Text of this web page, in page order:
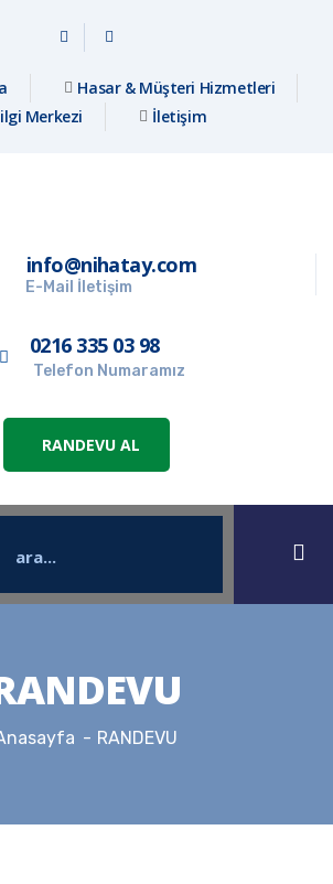
Hasar & Müşteri Hizmetleri
Merkezi
İletişim
info@nihatay.com
E-Mail İletişim
0216 335 03 98
Telefon Numaramız
RANDEVU AL
RANDEVU